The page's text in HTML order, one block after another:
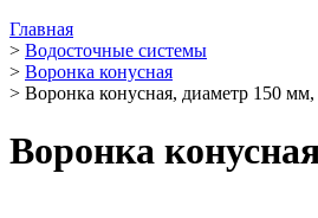
Главная
> Водосточные системы
> Воронка конусная
> Воронка конусная, диаметр 150
Воронка